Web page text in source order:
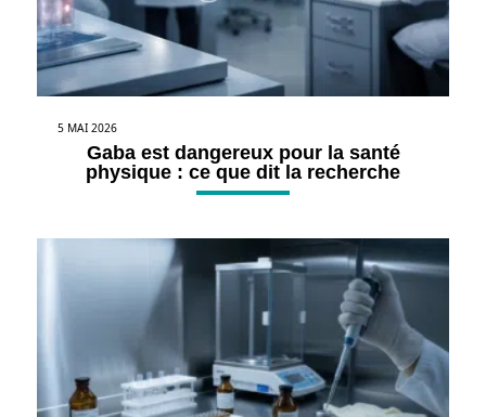
5 MAI 2026
Gaba est dangereux pour la santé
physique : ce que dit la recherche